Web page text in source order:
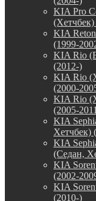
KIA Pro
KIA
(1999-
KIA Rio
(2012-)
KIA Rio
(2000-
KIA Rio
(2005-
KIA
Хетчбек)
KIA
(Седан,
KIA
(2002-
KIA
(2010-)